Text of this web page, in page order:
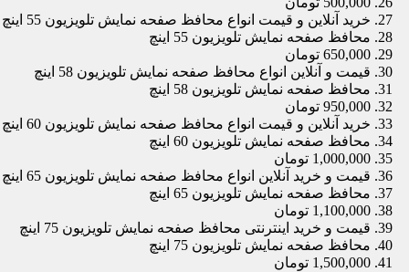
خرید آنلاین و قیمت انواع محافظ صفحه نمایش تلویزیون 55 اینچ
محافظ صفحه نمایش تلویزیون 55 اینچ
650,000 تومان
قیمت و آنلاین انواع محافظ صفحه نمایش تلویزیون 58 اینچ
محافظ صفحه نمایش تلویزیون 58 اینچ
950,000 تومان
خرید آنلاین و قیمت انواع محافظ صفحه نمایش تلویزیون 60 اینچ
محافظ صفحه نمایش تلویزیون 60 اینچ
1,000,000 تومان
قیمت و خرید آنلاین انواع محافظ صفحه نمایش تلویزیون 65 اینچ
محافظ صفحه نمایش تلویزیون 65 اینچ
1,100,000 تومان
قیمت و خرید اینترنتی محافظ صفحه نمایش تلویزیون 75 اینچ
محافظ صفحه نمایش تلویزیون 75 اینچ
1,500,000 تومان